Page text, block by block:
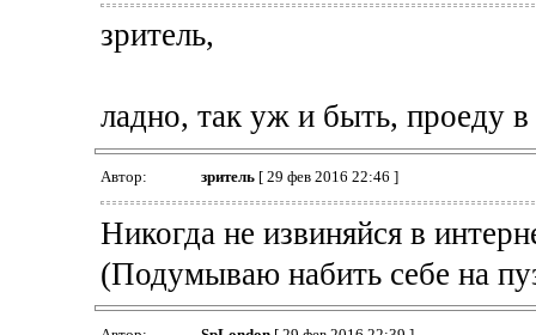
зритель,
ладно, так уж и быть, проеду
Автор: зpитель[ 29 фев 2016 22:46 ]
Никогда не извиняйся в
(Подумываю набить себе на